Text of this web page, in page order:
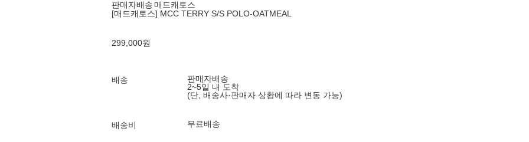
판매자배송매드캐토스
[매드캐토스] MCC TERRY S/S POLO-OATMEAL
299,000원
배송
판매자배송
2~5일 내 도착
(단, 배송사·판매자 상황에 따라 변동 가능)
배송비 무료배송